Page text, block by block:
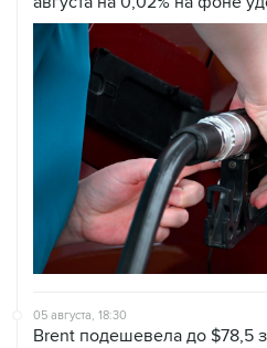
05 августа, 18:30
Brent подешевела до $78,5